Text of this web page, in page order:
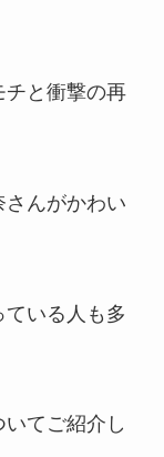
チと衝撃の再
んがかわい
いる人も多
てご紹介し